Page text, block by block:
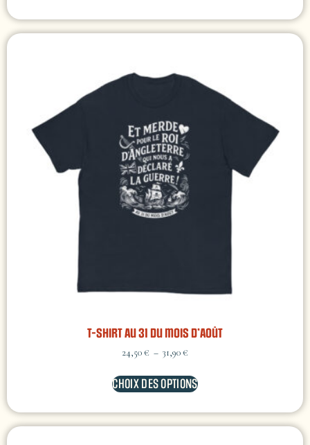
T-shirt Au 31 du mois d’Août
24,50€ – 31,90€
CHOIX DES OPTIONS